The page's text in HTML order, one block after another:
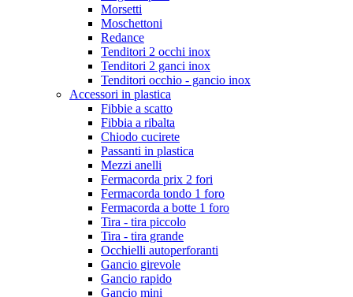
Morsetti
Moschettoni
Redance
Tenditori 2 occhi inox
Tenditori 2 ganci inox
Tenditori occhio - gancio inox
Accessori in plastica
Fibbie a scatto
Fibbia a ribalta
Chiodo cucirete
Passanti in plastica
Mezzi anelli
Fermacorda prix 2 fori
Fermacorda tondo 1 foro
Fermacorda a botte 1 foro
Tira - tira piccolo
Tira - tira grande
Occhielli autoperforanti
Gancio girevole
Gancio rapido
Gancio mini